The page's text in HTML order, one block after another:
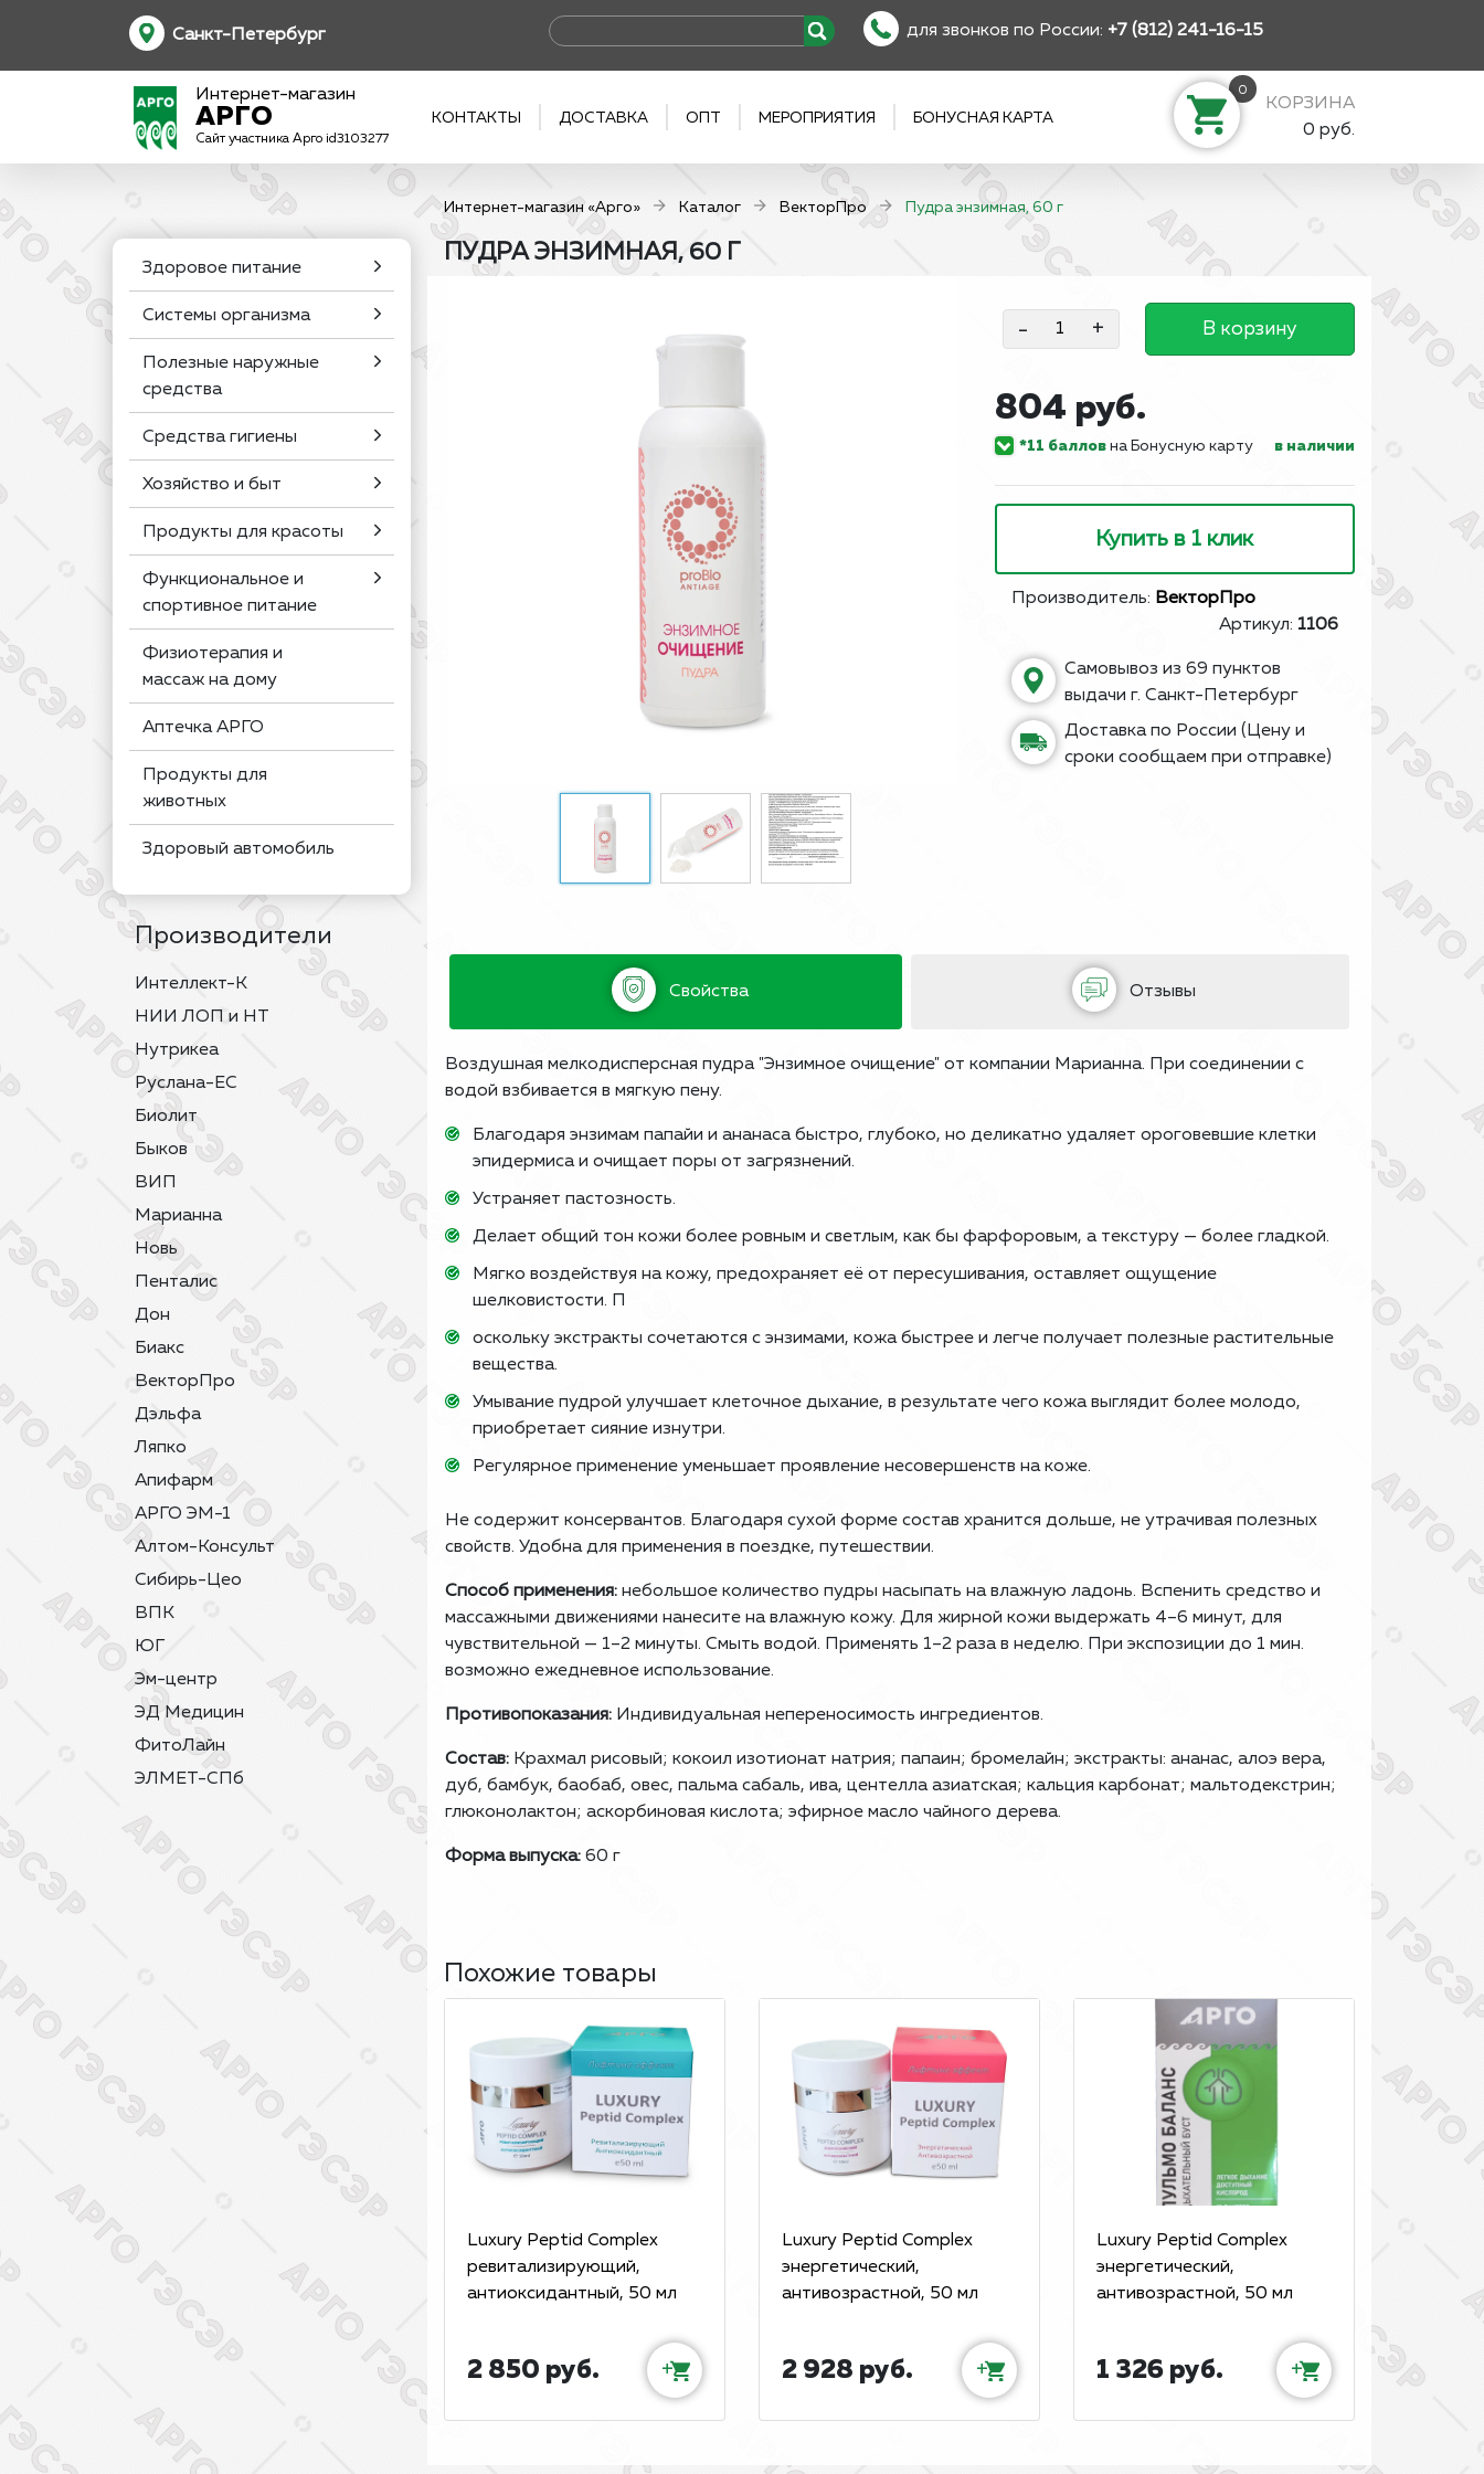
Санкт-Петербург для звонков по России: +7 (812) 241-16-15
Интернет-магазин
АРГО
Сайт участника Арго id3103277
КОНТАКТЫ ДОСТАВКА ОПТ МЕРОПРИЯТИЯ БОНУСНАЯ КАРТА
0
КОРЗИНА
0 руб.
Интернет-магазин «Арго» Каталог ВекторПро Пудра энзимная, 60 г
Здоровое питание
Системы организма
Полезные наружные
средства
Средства гигиены
Хозяйство и быт
Продукты для красоты
Функциональное и
спортивное питание
Физиотерапия и
массаж на дому
Аптечка АРГО
Продукты для
животных
Здоровый автомобиль
Производители
Интеллект-К
НИИ ЛОП и НТ
Нутрикеа
Руслана-ЕС
Биолит
Быков
ВИП
Марианна
Новь
Пенталис
Дон
Биакс
ВекторПро
Дэльфа
Ляпко
Апифарм
АРГО ЭМ-1
Алтом-Консульт
Сибирь-Цео
ВПК
ЮГ
Эм-центр
ЭД Медицин
ФитоЛайн
ЭЛМЕТ-СПб
ПУДРА ЭНЗИМНАЯ, 60 Г
- + В корзину
804 руб.
*11 балловна Бонусную карту в наличии
Купить в 1 клик
Производитель: ВекторПро
Артикул: 1106
Самовывоз из 69 пунктов
выдачи г. Санкт-Петербург
Доставка по России (Цену и
сроки сообщаем при отправке)
Свойства Отзывы
Воздушная мелкодисперсная пудра "Энзимное очищение" от компании Марианна. При соединении с
водой взбивается в мягкую пену.
Благодаря энзимам папайи и ананаса быстро, глубоко, но деликатно удаляет ороговевшие клетки
эпидермиса и очищает поры от загрязнений.
Устраняет пастозность.
Делает общий тон кожи более ровным и светлым, как бы фарфоровым, а текстуру — более гладкой.
Мягко воздействуя на кожу, предохраняет её от пересушивания, оставляет ощущение
шелковистости. П
оскольку экстракты сочетаются с энзимами, кожа быстрее и легче получает полезные растительные
вещества.
Умывание пудрой улучшает клеточное дыхание, в результате чего кожа выглядит более молодо,
приобретает сияние изнутри.
Регулярное применение уменьшает проявление несовершенств на коже.
Не содержит консервантов. Благодаря сухой форме состав хранится дольше, не утрачивая полезных
свойств. Удобна для применения в поездке, путешествии.
Способ применения: небольшое количество пудры насыпать на влажную ладонь. Вспенить средство и
массажными движениями нанесите на влажную кожу. Для жирной кожи выдержать 4–6 минут, для
чувствительной — 1–2 минуты. Смыть водой. Применять 1–2 раза в неделю. При экспозиции до 1 мин.
возможно ежедневное использование.
Противопоказания: Индивидуальная непереносимость ингредиентов.
Состав: Крахмал рисовый; кокоил изотионат натрия; папаин; бромелайн; экстракты: ананас, алоэ вера,
дуб, бамбук, баобаб, овес, пальма сабаль, ива, центелла азиатская; кальция карбонат; мальтодекстрин;
глюконолактон; аскорбиновая кислота; эфирное масло чайного дерева.
Форма выпуска: 60 г
Похожие товары
Luxury Peptid Complex
ревитализирующий,
антиоксидантный, 50 мл
2 850 руб. +
Luxury Peptid Complex
энергетический,
антивозрастной, 50 мл
2 928 руб. +
Luxury Peptid Complex
энергетический,
антивозрастной, 50 мл
1 326 руб. +